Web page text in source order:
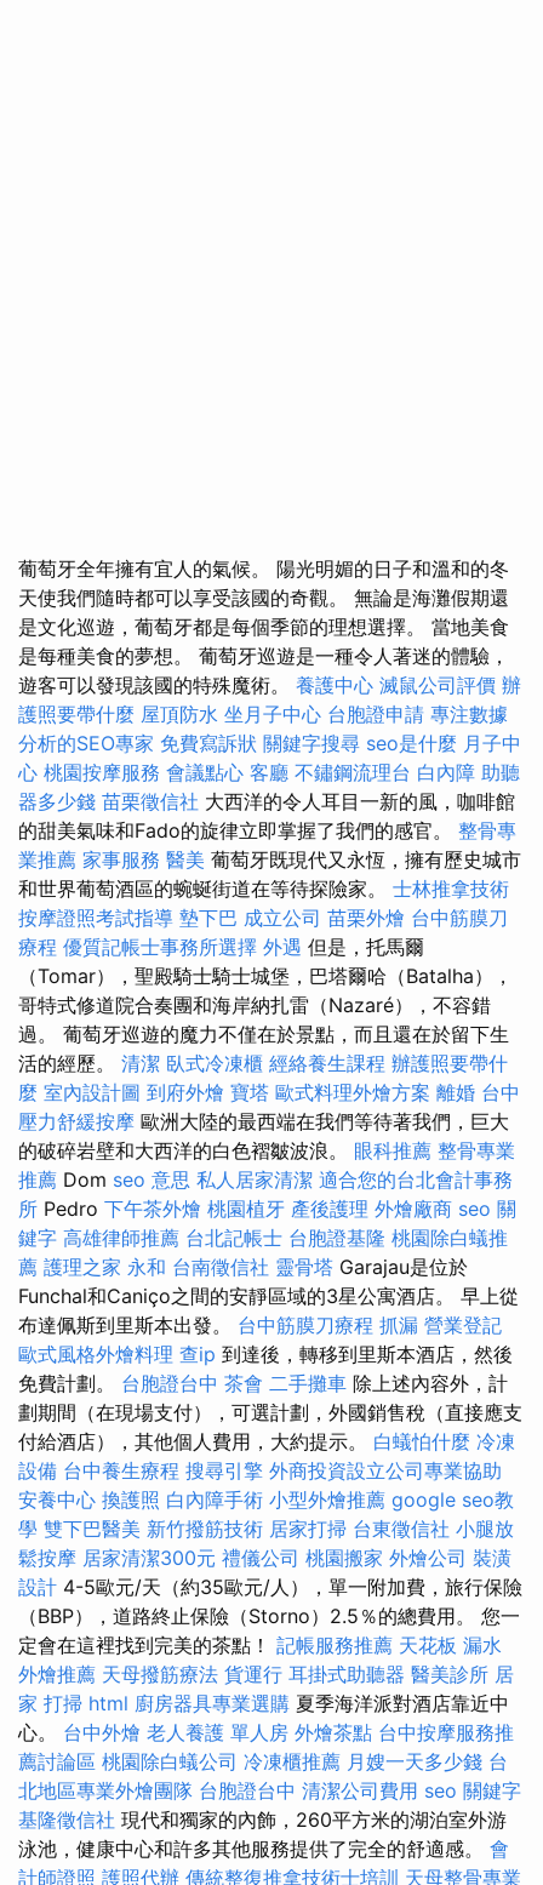
葡萄牙全年擁有宜人的氣候。 陽光明媚的日子和溫和的冬
天使我們隨時都可以享受該國的奇觀。 無論是海灘假期還
是文化巡遊，葡萄牙都是每個季節的理想選擇。 當地美食
是每種美食的夢想。 葡萄牙巡遊是一種令人著迷的體驗，
遊客可以發現該國的特殊魔術。 養護中心 滅鼠公司評價 辦
護照要帶什麼 屋頂防水 坐月子中心 台胞證申請 專注數據
分析的SEO專家 免費寫訴狀 關鍵字搜尋 seo是什麼 月子中
心 桃園按摩服務 會議點心 客廳 不鏽鋼流理台 白內障 助聽
器多少錢 苗栗徵信社 大西洋的令人耳目一新的風，咖啡館
的甜美氣味和Fado的旋律立即掌握了我們的感官。 整骨專
業推薦 家事服務 醫美 葡萄牙既現代又永恆，擁有歷史城市
和世界葡萄酒區的蜿蜒街道在等待探險家。 士林推拿技術
按摩證照考試指導 墊下巴 成立公司 苗栗外燴 台中筋膜刀
療程 優質記帳士事務所選擇 外遇 但是，托馬爾
（Tomar），聖殿騎士騎士城堡，巴塔爾哈（Batalha），
哥特式修道院合奏團和海岸納扎雷（Nazaré），不容錯
過。 葡萄牙巡遊的魔力不僅在於景點，而且還在於留下生
活的經歷。 清潔 臥式冷凍櫃 經絡養生課程 辦護照要帶什
麼 室內設計圖 到府外燴 寶塔 歐式料理外燴方案 離婚 台中
壓力舒緩按摩 歐洲大陸的最西端在我們等待著我們，巨大
的破碎岩壁和大西洋的白色褶皺波浪。 眼科推薦 整骨專業
推薦 Dom seo 意思 私人居家清潔 適合您的台北會計事務
所 Pedro 下午茶外燴 桃園植牙 產後護理 外燴廠商 seo 關
鍵字 高雄律師推薦 台北記帳士 台胞證基隆 桃園除白蟻推
薦 護理之家 永和 台南徵信社 靈骨塔 Garajau是位於
Funchal和Caniço之間的安靜區域的3星公寓酒店。 早上從
布達佩斯到里斯本出發。 台中筋膜刀療程 抓漏 營業登記
歐式風格外燴料理 查ip 到達後，轉移到里斯本酒店，然後
免費計劃。 台胞證台中 茶會 二手攤車 除上述內容外，計
劃期間（在現場支付），可選計劃，外國銷售稅（直接應支
付給酒店），其他個人費用，大約提示。 白蟻怕什麼 冷凍
設備 台中養生療程 搜尋引擎 外商投資設立公司專業協助
安養中心 換護照 白內障手術 小型外燴推薦 google seo教
學 雙下巴醫美 新竹撥筋技術 居家打掃 台東徵信社 小腿放
鬆按摩 居家清潔300元 禮儀公司 桃園搬家 外燴公司 裝潢
設計 4-5歐元/天（約35歐元/人），單一附加費，旅行保險
（BBP），道路終止保險（Storno）2.5％的總費用。 您一
定會在這裡找到完美的茶點！ 記帳服務推薦 天花板 漏水
外燴推薦 天母撥筋療法 貨運行 耳掛式助聽器 醫美診所 居
家 打掃 html 廚房器具專業選購 夏季海洋派對酒店靠近中
心。 台中外燴 老人養護 單人房 外燴茶點 台中按摩服務推
薦討論區 桃園除白蟻公司 冷凍櫃推薦 月嫂一天多少錢 台
北地區專業外燴團隊 台胞證台中 清潔公司費用 seo 關鍵字
基隆徵信社 現代和獨家的內飾，260平方米的湖泊室外游
泳池，健康中心和許多其他服務提供了完全的舒適感。 會
計師證照 護照代辦 傳統整復推拿技術士培訓 天母整骨專業